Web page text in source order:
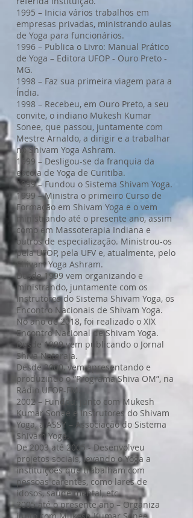
1995 – Inicia vários trabalhos em
empresas privadas, ministrando aulas
de Yoga para funcionários.
1996 – Publica o Livro: Manual Prático
de Yoga – Editora UFOP - Ouro Preto -
MG.
1998 – Faz sua primeira viagem para a
Índia.
1998 – Recebeu, em Ouro Preto, a seu
convite, o indiano Mukesh Kumar
Sonee, que passou, juntamente com
Mestre Arnaldo, a dirigir e a trabalhar
no Shivam Yoga Ashram.
1999 – Desligou-se da franquia da
escola de Yoga de Curitiba.
1999 – Fundou o Sistema Shivam Yoga.
1999 – Ministra o primeiro Curso de
Formação em Shivam Yoga e o vem
ministrando até o presente ano, assim
como em Massoterapia Indiana e
outros de especialização. Ministrou-os
pela UFOP, pela UFV e, atualmente, pelo
Shivam Yoga Ashram.
Desde 1999 vem organizando e
ministrando, juntamente com os
Instrutores do Sistema Shivam Yoga, os
Encontro Nacionais de Shivam Yoga.
No ano de 2018, foi realizado o XIX
Encontro Nacional de Shivam Yoga.
Desde 1999 vem publicando o Jornal
Shiva Nataraja.
Desde 2000, vem apresentando e
produzindo o “Programa Shiva OM”, na
Rádio UFOP-FM.
2002 – Fundou, junto com Mukesh
Kumar Sonee e Instrutores do Shivam
Yoga, a ASSY – Associação do Sistema
Shivam Yoga.
De 2003 até 2005 - Desenvolveu
projetos sociais, levando o Yoga a
instituições que trabalham com
pessoas carentes, como lares de
idosos, saúde mental, etc.
2005 até o presente ano – Organiza